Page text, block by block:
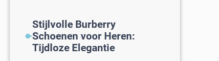
Stijlvolle Burberry
Schoenen voor Heren:
Tijdloze Elegantie